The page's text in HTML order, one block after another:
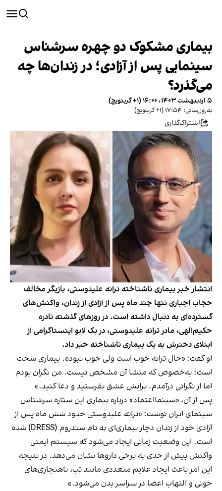
بیماری مشکوک دو چهره سرشناس
سینمایی پس از آزادی؛ در زندان‌‌ها چه
می‌گذرد؟
۵ اردیبهشت ۱۴۰۳، ۱۶:۰۰ (‎+۱ گرینویچ)
به‌روزرسانی: ۱۷:۵۴ (‎+۱ گرینویچ)
اشتراک‌گذاری
انتشار خبر بیماری ناشناخته ترانه علیدوستی، بازیگر مخالف
حجاب اجباری تنها چند ماه پس از آزادی از زندان، واکنش‌های
گسترده‌ای به دنبال داشته است. در روزهای گذشته نادره
حکیم‌الهی، مادر ترانه علیدوستی، در یک لایو اینستاگرامی از
ابتلای دخترش به یک بیماری ناشناخته خبر داد.
او گفت: «حال ترانه خوب است ولی خوب نبوده. بیماری سخت
است؛ به‌خصوص که منشا آن مشخص نیست. من نگران بودم
اما از نگرانی درآمدم. برایش عشق بفرستید و دعا کنید.»
پس از آن، «سینمااعتماد» درباره بیماری این ستاره سرشناس
سینمای ایران نوشت: «ترانه علیدوستی حدود شش ماه پس از
آزادی خود از زندان دچار بیماری‌ای به نام سندروم (DRESS) شده
است. این وضعیت زمانی ایجاد می‌شود که سیستم ایمنی
واکنش بیش از حدی به برخی داروها نشان می‌دهد. در نتیجه
این امر باعث ایجاد علایم متعددی مانند تب، ناهنجاری‌های
خونی و التهاب اعضا در سراسر بدن می‌شود.»